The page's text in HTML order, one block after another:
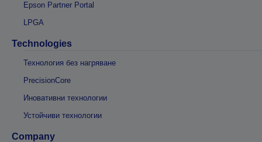
Epson Partner Portal
LPGA
Technologies
Технология без нагряване
PrecisionCore
Иновативни технологии
Устойчиви технологии
Company